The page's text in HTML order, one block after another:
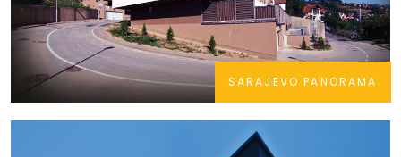
SARAJEVO PANORAMA